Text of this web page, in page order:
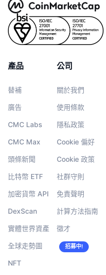
產品
替補
廣告
CMC Labs
CMC Max
頭條新聞
比特幣 ETF
加密貨幣 API
DexScan
實體世界資產
全球走勢圖
NFT
公司
關於我們
使用條款
隱私政策
Cookie 偏好
Cookie 政策
社群守則
免責聲明
計算方法指南
徵才
招募中!